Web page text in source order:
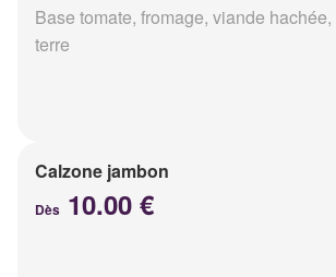
Base tomate, fromage, viande
terre
Calzone jambon
Dès 10.00 €